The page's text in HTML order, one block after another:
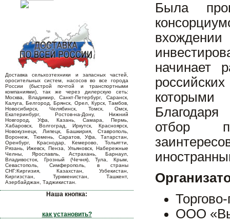
Доставка сельхозтехники и запасных частей,
оросительных систем, насосов во все города
России (быстрой почтой и транспортными
компаниями), так же через дилерскую сеть:
Москва, Владимир, Санкт-Петербург, Саранск,
Калуга, Белгород, Брянск, Орел, Курск, Тамбов,
Новосибирск, Челябинск, Томск, Омск,
Екатеринбург, Ростов-на-Дону, Нижний
Новгород, Уфа, Казань, Самара, Пермь,
Хабаровск, Волгоград, Иркутск, Красноярск,
Новокузнецк, Липецк, Башкирия, Ставрополь,
Воронеж, Тюмень, Саратов, Уфа, Татарстан,
Оренбург, Краснодар, Кемерово, Тольятти,
Рязань, Ижевск, Пенза, Ульяновск, Набережные
Челны, Ярославль, Астрахань, Барнаул,
Владивосток, Грозный (Чечня), Тула, Крым,
Севастополь, Симферополь, в страны
СНГ:Киргизия, Казахстан, Узбекистан,
Киргизстан, Туркменистан, Ташкент,
Азербайджан, Таджикистан.
Наша кнопка:
как установить?
Была
начинает
которыми
отбор
ООО